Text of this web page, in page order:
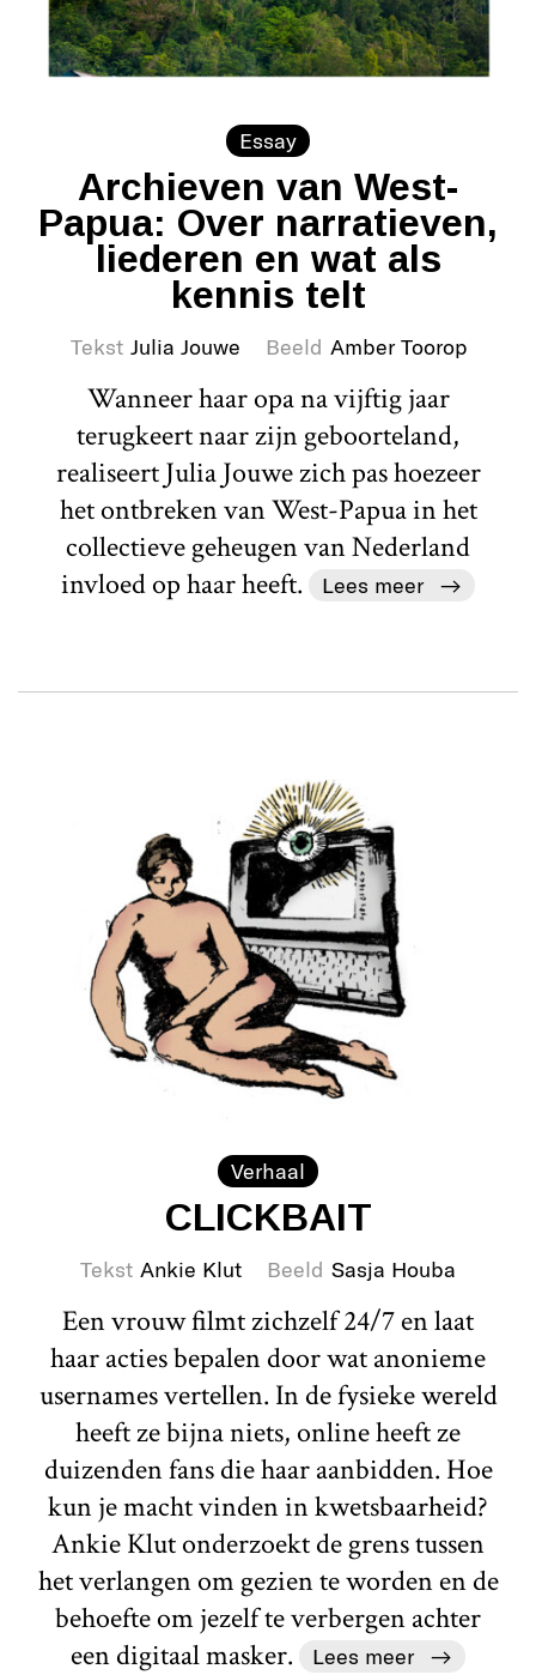
Essay
Archieven van West-
Papua: Over narratieven,
liederen en wat als
kennis telt
Tekst Julia Jouwe Beeld Amber Toorop
Wanneer haar opa na vijftig jaar
terugkeert naar zijn geboorteland,
realiseert Julia Jouwe zich pas hoezeer
het ontbreken van West-Papua in het
collectieve geheugen van Nederland
invloed op haar heeft.
Lees meer
Verhaal
CLICKBAIT
Tekst Ankie Klut Beeld Sasja Houba
Een vrouw filmt zichzelf 24/7 en laat
haar acties bepalen door wat anonieme
usernames vertellen. In de fysieke wereld
heeft ze bijna niets, online heeft ze
duizenden fans die haar aanbidden. Hoe
kun je macht vinden in kwetsbaarheid?
Ankie Klut onderzoekt de grens tussen
het verlangen om gezien te worden en de
behoefte om jezelf te verbergen achter
een digitaal masker.
Lees meer